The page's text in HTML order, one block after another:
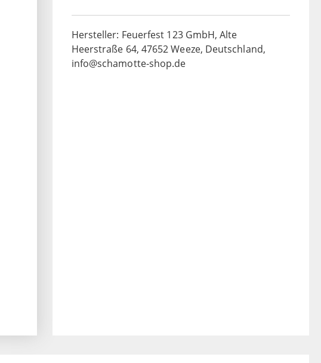
Hersteller: Feuerfest 123 GmbH, Alte
Heerstraße 64, 47652 Weeze, Deutschland,
info@schamotte-shop.de